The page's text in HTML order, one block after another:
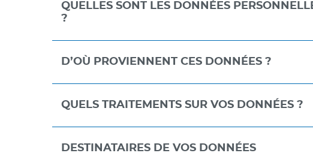
QUELLES SONT LES DONNÉES
?
D’OÙ PROVIENNENT CES DONNÉES ?
QUELS TRAITEMENTS SUR VOS DONNÉES ?
DESTINATAIRES DE VOS DONNÉES